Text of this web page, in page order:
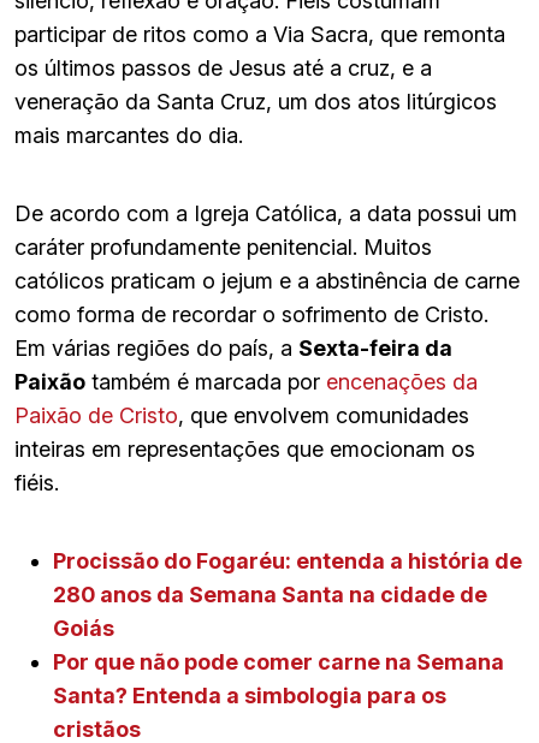
participar de ritos como a Via Sacra, que remonta
os últimos passos de Jesus até a cruz, e a
veneração da Santa Cruz, um dos atos litúrgicos
mais marcantes do dia.
De acordo com a Igreja Católica, a data possui um
caráter profundamente penitencial. Muitos
católicos praticam o jejum e a abstinência de carne
como forma de recordar o sofrimento de Cristo.
Em várias regiões do país, a Sexta-feira da
Paixão também é marcada por encenações da
Paixão de Cristo, que envolvem comunidades
inteiras em representações que emocionam os
fiéis.
Procissão do Fogaréu: entenda a história de
280 anos da Semana Santa na cidade de
Goiás
Por que não pode comer carne na Semana
Santa? Entenda a simbologia para os
cristãos